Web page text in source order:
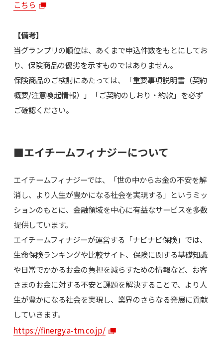
こちら
【備考】
当グランプリの順位は、あくまで申込件数をもとにしてお
り、保険商品の優劣を示すものではありません。
保険商品のご検討にあたっては、「重要事項説明書（契約
概要/注意喚起情報）」「ご契約のしおり・約款」を必ず
ご確認ください。
■エイチームフィナジーについて
エイチームフィナジーでは、「世の中からお金の不安を解
消し、より人生が豊かになる社会を実現する」というミッ
ションのもとに、金融領域を中心に有益なサービスを多数
提供しています。
エイチームフィナジーが運営する「ナビナビ保険」では、
生命保険ランキングや比較サイト、保険に関する基礎知識
や日常でかかるお金の負担を減らすための情報など、お客
さまのお金に対する不安と課題を解決することで、より人
生が豊かになる社会を実現し、業界のさらなる発展に貢献
していきます。
https://finergy.a-tm.co.jp/